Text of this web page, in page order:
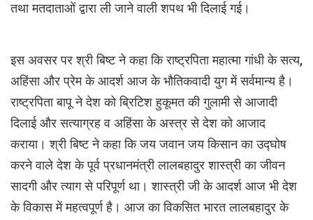
तथा मतदाताओं द्वारा ली जाने वाली शपथ भी दिलाई गई।
इस अवसर पर श्री बिष्ट ने कहा कि राष्ट्रपिता महात्मा गांधी के सत्य,
अहिंसा और प्रेम के आदर्श आज के भौतिकवादी युग में सर्वमान्य है।
राष्ट्रपिता बापू ने देश को ब्रिटिश हुकूमत की गुलामी से आजादी
दिलाई और सत्याग्रह व अहिंसा के अस्त्र से देश को आजाद
कराया। श्री बिष्ट ने कहा कि जय जवान जय किसान का उद्घोष
करने वाले देश के पूर्व प्रधानमंत्री लालबहादुर शास्त्री का जीवन
सादगी और त्याग से परिपूर्ण था। शास्त्री जी के आदर्श आज भी देश
के विकास में महत्वपूर्ण है। आज का विकसित भारत लालबहादुर के